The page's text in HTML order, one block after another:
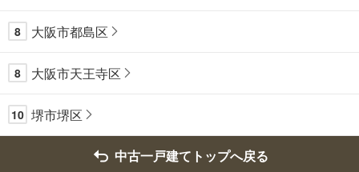
8 大阪市都島区
8 大阪市天王寺区
10 堺市堺区
中古一戸建てトップへ戻る